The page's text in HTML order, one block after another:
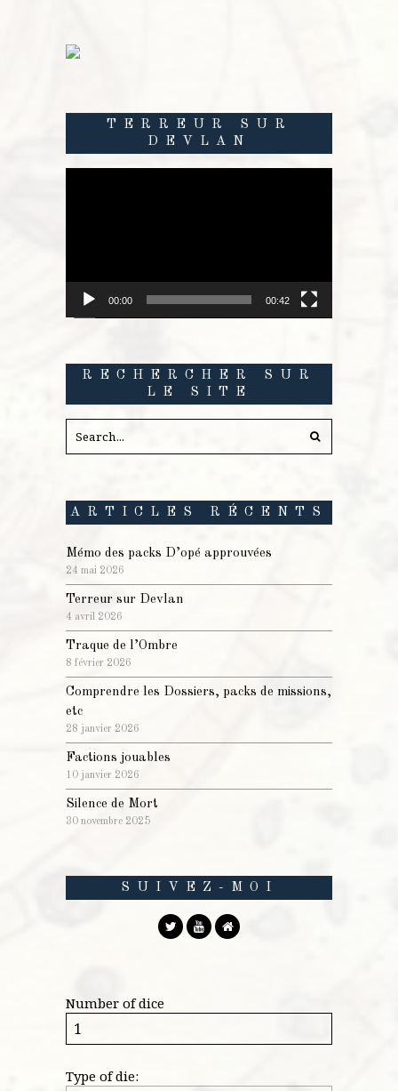
TERREUR SUR
DEVLAN
00:00 00:42
RECHERCHER SUR
LE SITE
ARTICLES RÉCENTS
Mémo des packs D’opé approuvées
24 mai 2026
Terreur sur Devlan
4 avril 2026
Traque de l’Ombre
8 février 2026
Comprendre les Dossiers, packs de missions,
etc
28 janvier 2026
Factions jouables
10 janvier 2026
Silence de Mort
30 novembre 2025
SUIVEZ-MOI
Number of dice
Type of die: